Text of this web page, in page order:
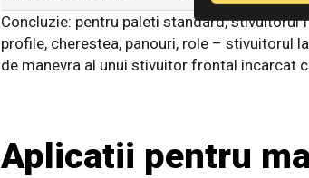
Concluzie: pentru paleti standard,
profile, cherestea, panouri, role – stivuitorul
de manevra al unui stivuitor frontal incarcat
Aplicatii pentru